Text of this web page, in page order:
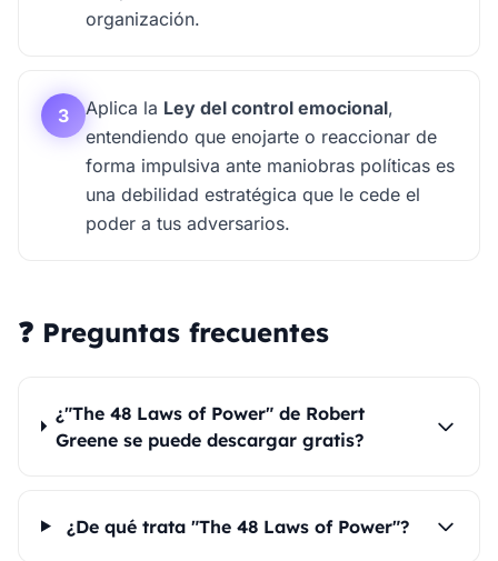
organización.
3 Aplica la Ley del control emocional,
entendiendo que enojarte o reaccionar de
forma impulsiva ante maniobras políticas es
una debilidad estratégica que le cede el
poder a tus adversarios.
❓ Preguntas frecuentes
¿"The 48 Laws of Power" de Robert
Greene se puede descargar gratis?
¿De qué trata "The 48 Laws of Power"?